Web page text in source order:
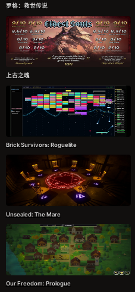
罗格：救世传说
上古之魂
Brick Survivors: Roguelite
Unsealed: The Mare
Our Freedom: Prologue